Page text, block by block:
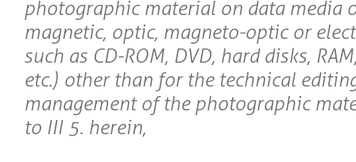
photographic material on data media
magnetic, optic, magneto-optic or
such as CD-ROM, DVD, hard disks,
etc.) other than for the technical
management of the photographic
to III 5. herein,